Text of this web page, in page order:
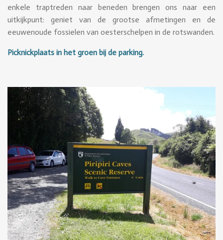
enkele traptreden naar beneden brengen ons naar een
uitkijkpunt: geniet van de grootse afmetingen en de
eeuwenoude fossielen van oesterschelpen in de rotswanden.
Picknickplaats in het groen bij de parking.